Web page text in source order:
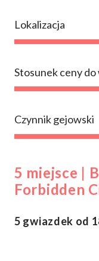
Lokalizacja
Stosunek ceny
Czynnik gejowski
5 miejsce |
Forbidden
5 gwiazdek od